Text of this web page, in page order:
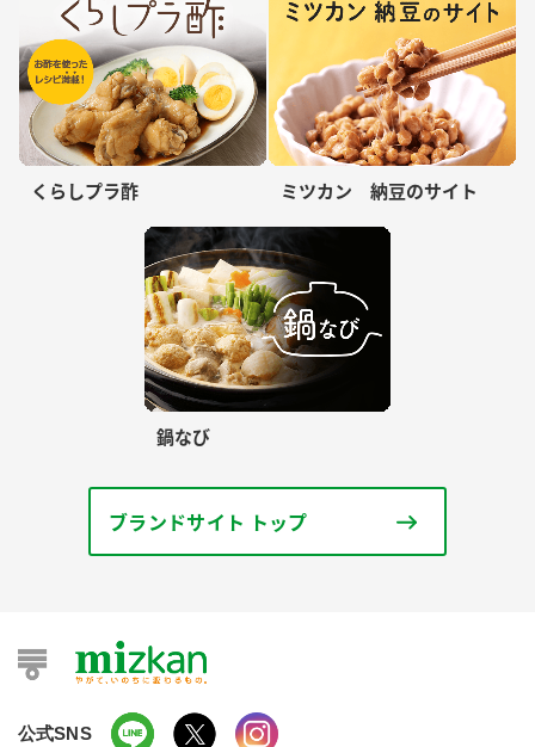
くらしプラ酢 ミツカン 納豆のサイト
鍋なび
ブランドサイト トップ
公式SNS